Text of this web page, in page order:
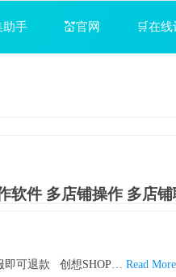
助手 💒官网 🛒在线
软件 多店铺操作 多店
即可退款 创想SHOP… Read